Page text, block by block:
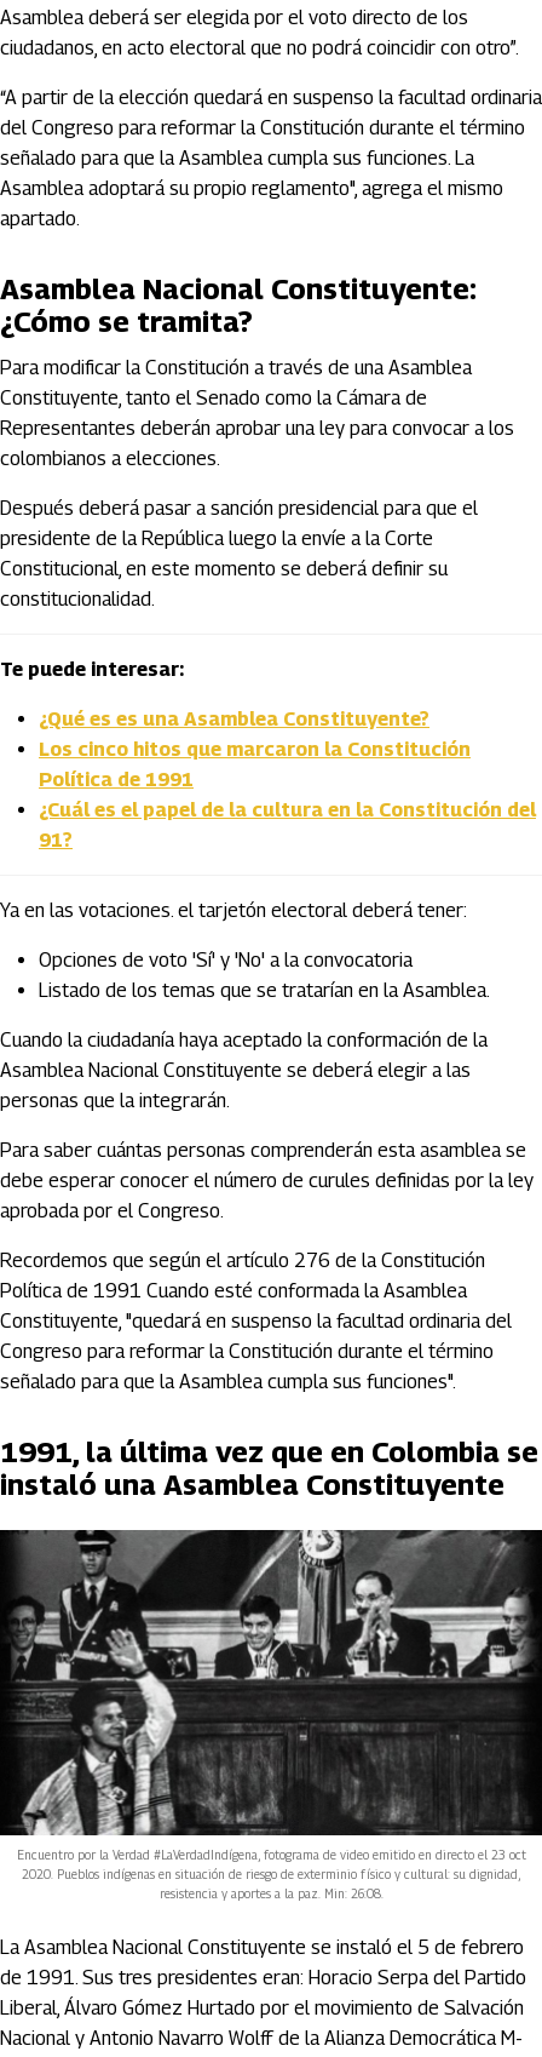
Asamblea deberá ser elegida por el voto directo de los
ciudadanos, en acto electoral que no podrá coincidir con otro”.
“A partir de la elección quedará en suspenso la facultad ordinaria
del Congreso para reformar la Constitución durante el término
señalado para que la Asamblea cumpla sus funciones. La
Asamblea adoptará su propio reglamento", agrega el mismo
apartado.
Asamblea Nacional Constituyente:
¿Cómo se tramita?
Para modificar la Constitución a través de una Asamblea
Constituyente, tanto el Senado como la Cámara de
Representantes deberán aprobar una ley para convocar a los
colombianos a elecciones.
Después deberá pasar a sanción presidencial para que el
presidente de la República luego la envíe a la Corte
Constitucional, en este momento se deberá definir su
constitucionalidad.
Te puede interesar:
¿Qué es es una Asamblea Constituyente?
Los cinco hitos que marcaron la Constitución
Política de 1991
¿Cuál es el papel de la cultura en la Constitución del
91?
Ya en las votaciones. el tarjetón electoral deberá tener:
Opciones de voto 'Sí' y 'No' a la convocatoria
Listado de los temas que se tratarían en la Asamblea.
Cuando la ciudadanía haya aceptado la conformación de la
Asamblea Nacional Constituyente se deberá elegir a las
personas que la integrarán.
Para saber cuántas personas comprenderán esta asamblea se
debe esperar conocer el número de curules definidas por la ley
aprobada por el Congreso.
Recordemos que según el artículo 276 de la Constitución
Política de 1991 Cuando esté conformada la Asamblea
Constituyente, "quedará en suspenso la facultad ordinaria del
Congreso para reformar la Constitución durante el término
señalado para que la Asamblea cumpla sus funciones".
1991, la última vez que en Colombia se
instaló una Asamblea Constituyente
Encuentro por la Verdad #LaVerdadIndígena, fotograma de video emitido en directo el 23 oct
2020. Pueblos indígenas en situación de riesgo de exterminio físico y cultural: su dignidad,
resistencia y aportes a la paz. Min: 26:08.
La Asamblea Nacional Constituyente se instaló el 5 de febrero
de 1991. Sus tres presidentes eran: Horacio Serpa del Partido
Liberal, Álvaro Gómez Hurtado por el movimiento de Salvación
Nacional y Antonio Navarro Wolff de la Alianza Democrática M-